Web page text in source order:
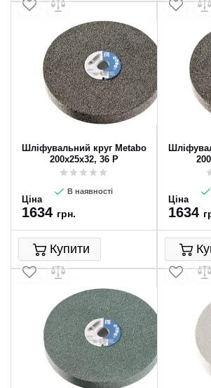
Шліфувальний круг Metabo
200х25х32, 36 P
В наявності
Ціна
1634 грн.
Купити
Ціна
1634